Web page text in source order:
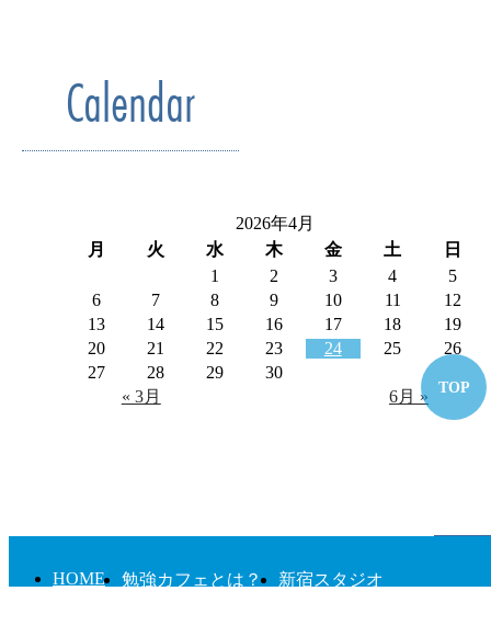
2022年12月
2022年7月
2022年6月
2022年3月
2022年2月
TOPICS
開催中キャンペーン
Calendar
2026年4月
月
火 水 木 金 土
日
1
2 3 4
5
6
7 8 9 10 11
12
13
14 15 16 17 18
19
20
21 22 23 24 25
26
27
28 29
30
« 3月
6月 » TOP
HOME 勉強カフェとは？
新宿スタジオ